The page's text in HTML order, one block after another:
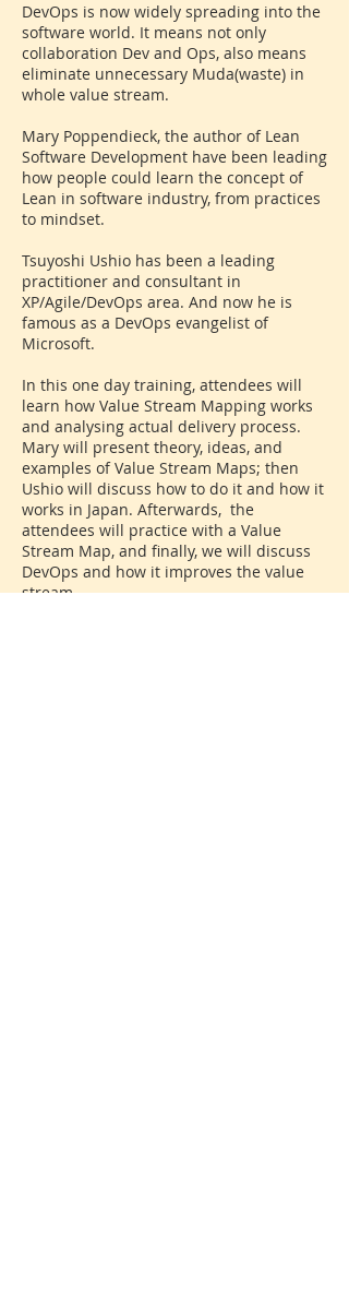
DevOps is now widely spreading into the
software world. It means not only
collaboration Dev and Ops, also means
eliminate unnecessary Muda(waste) in
whole value stream.
Mary Poppendieck, the author of Lean
Software Development have been leading
how people could learn the concept of
Lean in software industry, from practices
to mindset.
Tsuyoshi Ushio has been a leading
practitioner and consultant in
XP/Agile/DevOps area. And now he is
famous as a DevOps evangelist of
Microsoft.
In this one day training, attendees will
learn how Value Stream Mapping works
and analysing actual delivery process.
Mary will present theory, ideas, and
examples of Value Stream Maps; then
Ushio will discuss how to do it and how it
works in Japan. Afterwards, the
attendees will practice with a Value
Stream Map, and finally, we will discuss
DevOps and how it improves the value
stream.